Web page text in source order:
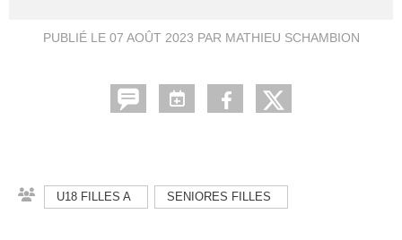
PUBLIÉ LE 07 AOÛT 2023 PAR MATHIEU SCHAMBION
U18 FILLES A SENIORES FILLES